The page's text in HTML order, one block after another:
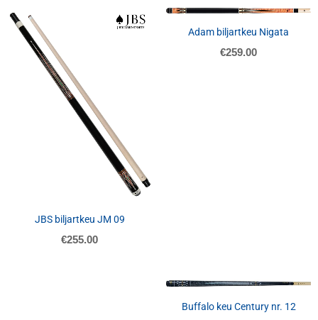
JBS biljartkeu JM 09
€255.00
Adam biljartkeu Nigata
€259.00
Buffalo keu Century nr. 12